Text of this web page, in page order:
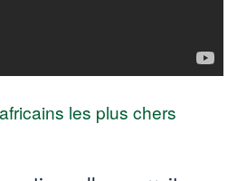
les plus chers